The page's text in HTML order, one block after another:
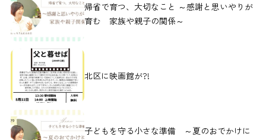
帰省で育つ、大切なこと ～感謝と思いやりが
育む 家族や親子の関係～
北区に映画館が?!
子どもを守る小さな準備 ～夏のおでかけに